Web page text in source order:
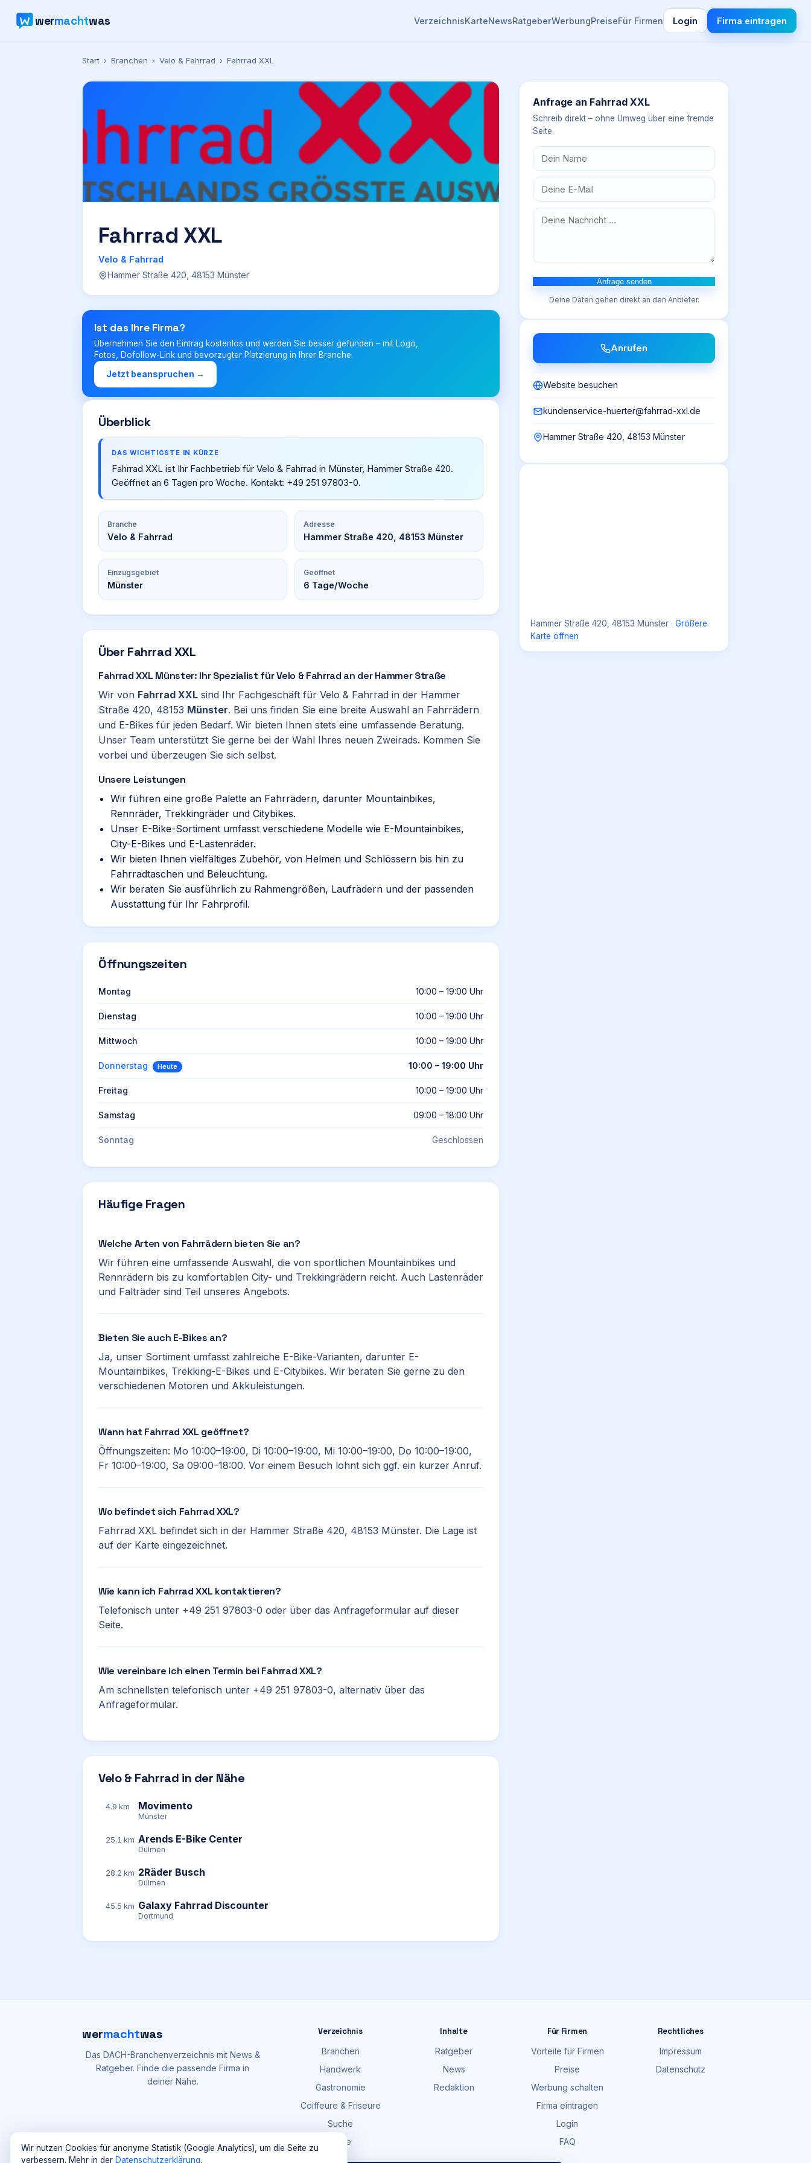
wermachtwas VerzeichnisKarteNewsRatgeberWerbungPreiseFür Firmen Login Firma eintragen
Start › Branchen › Velo & Fahrrad › Fahrrad XXL
Fahrrad XXL
Velo & Fahrrad
Hammer Straße 420, 48153 Münster
Ist das Ihre Firma?
Übernehmen Sie den Eintrag kostenlos und werden Sie besser gefunden – mit Logo,
Fotos, Dofollow-Link und bevorzugter Platzierung in Ihrer Branche.
Jetzt beanspruchen →
Überblick
DAS WICHTIGSTE IN KÜRZE
Fahrrad XXL ist Ihr Fachbetrieb für Velo & Fahrrad in Münster, Hammer Straße 420.
Geöffnet an 6 Tagen pro Woche. Kontakt: +49 251 97803-0.
Branche
Velo & Fahrrad
Adresse
Hammer Straße 420, 48153 Münster
Einzugsgebiet
Münster
Geöffnet
6 Tage/Woche
Über Fahrrad XXL
Fahrrad XXL Münster: Ihr Spezialist für Velo & Fahrrad an der Hammer Straße
Wir von Fahrrad XXL sind Ihr Fachgeschäft für Velo & Fahrrad in der Hammer
Straße 420, 48153 Münster. Bei uns finden Sie eine breite Auswahl an Fahrrädern
und E-Bikes für jeden Bedarf. Wir bieten Ihnen stets eine umfassende Beratung.
Unser Team unterstützt Sie gerne bei der Wahl Ihres neuen Zweirads. Kommen Sie
vorbei und überzeugen Sie sich selbst.
Unsere Leistungen
Wir führen eine große Palette an Fahrrädern, darunter Mountainbikes,
Rennräder, Trekkingräder und Citybikes.
Unser E-Bike-Sortiment umfasst verschiedene Modelle wie E-Mountainbikes,
City-E-Bikes und E-Lastenräder.
Wir bieten Ihnen vielfältiges Zubehör, von Helmen und Schlössern bis hin zu
Fahrradtaschen und Beleuchtung.
Wir beraten Sie ausführlich zu Rahmengrößen, Laufrädern und der passenden
Ausstattung für Ihr Fahrprofil.
Öffnungszeiten
Montag 10:00 – 19:00 Uhr
Dienstag 10:00 – 19:00 Uhr
Mittwoch 10:00 – 19:00 Uhr
Donnerstag Heute 10:00 – 19:00 Uhr
Freitag 10:00 – 19:00 Uhr
Samstag 09:00 – 18:00 Uhr
Sonntag Geschlossen
Häufige Fragen
Welche Arten von Fahrrädern bieten Sie an?
Wir führen eine umfassende Auswahl, die von sportlichen Mountainbikes und
Rennrädern bis zu komfortablen City- und Trekkingrädern reicht. Auch Lastenräder
und Falträder sind Teil unseres Angebots.
Bieten Sie auch E-Bikes an?
Ja, unser Sortiment umfasst zahlreiche E-Bike-Varianten, darunter E-
Mountainbikes, Trekking-E-Bikes und E-Citybikes. Wir beraten Sie gerne zu den
verschiedenen Motoren und Akkuleistungen.
Wann hat Fahrrad XXL geöffnet?
Öffnungszeiten: Mo 10:00–19:00, Di 10:00–19:00, Mi 10:00–19:00, Do 10:00–19:00,
Fr 10:00–19:00, Sa 09:00–18:00. Vor einem Besuch lohnt sich ggf. ein kurzer Anruf.
Wo befindet sich Fahrrad XXL?
Fahrrad XXL befindet sich in der Hammer Straße 420, 48153 Münster. Die Lage ist
auf der Karte eingezeichnet.
Wie kann ich Fahrrad XXL kontaktieren?
Telefonisch unter +49 251 97803-0 oder über das Anfrageformular auf dieser
Seite.
Wie vereinbare ich einen Termin bei Fahrrad XXL?
Am schnellsten telefonisch unter +49 251 97803-0, alternativ über das
Anfrageformular.
Velo & Fahrrad in der Nähe
4.9 km Movimento
Münster
25.1 km Arends E-Bike Center
Dülmen
28.2 km 2Räder Busch
Dülmen
45.5 km Galaxy Fahrrad Discounter
Dortmund
Anfrage an Fahrrad XXL
Schreib direkt – ohne Umweg über eine fremde
Seite.
Anfrage senden
Deine Daten gehen direkt an den Anbieter.
Anrufen
Website besuchen
kundenservice-huerter@fahrrad-xxl.de
Hammer Straße 420, 48153 Münster
Hammer Straße 420, 48153 Münster · Größere
Karte öffnen
wermachtwas
Das DACH-Branchenverzeichnis mit News &
Ratgeber. Finde die passende Firma in
deiner Nähe.
Verzeichnis
Branchen
Handwerk
Gastronomie
Coiffeure & Friseure
Suche
Karte
Inhalte
Ratgeber
News
Redaktion
Für Firmen
Vorteile für Firmen
Preise
Werbung schalten
Firma eintragen
Login
FAQ
Rechtliches
Impressum
Datenschutz
Wir nutzen Cookies für anonyme Statistik (Google Analytics), um die Seite zu
verbessern. Mehr in der Datenschutzerklärung.